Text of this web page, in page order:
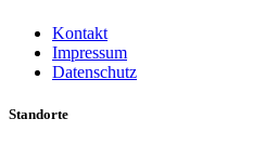
Kontakt
Impressum
Datenschutz
Standorte